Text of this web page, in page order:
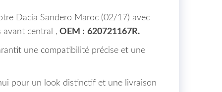
Dacia Sandero Maroc (02/17) avec
avant central , OEM : 620721167R.
une compatibilité précise et une
pour un look distinctif et une livraison